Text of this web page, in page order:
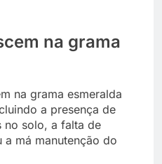
na grama
na grama esmeralda
a presença de
no solo, a falta de
a má manutenção do